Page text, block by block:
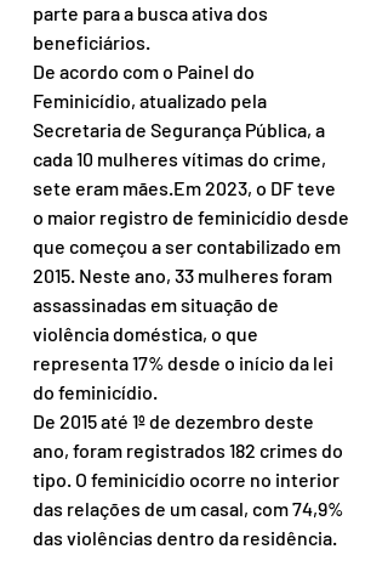
parte para a busca ativa dos
beneficiários.
De acordo com o Painel do
Feminicídio, atualizado pela
Secretaria de Segurança Pública, a
cada 10 mulheres vítimas do crime,
sete eram mães.Em 2023, o DF teve
o maior registro de feminicídio desde
que começou a ser contabilizado em
2015. Neste ano, 33 mulheres foram
assassinadas em situação de
violência doméstica, o que
representa 17% desde o início da lei
do feminicídio.
De 2015 até 1º de dezembro deste
ano, foram registrados 182 crimes do
tipo. O feminicídio ocorre no interior
das relações de um casal, com 74,9%
das violências dentro da residência.